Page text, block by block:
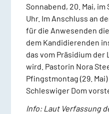
Sonnabend, 20. Mai, im
Uhr. Im Anschluss an
für die Anwesenden
dem Kandidierenden
das vom Präsidium
wird. Pastorin Nora
Pfingstmontag (29.
Schleswiger Dom
Info: Laut Verfassung